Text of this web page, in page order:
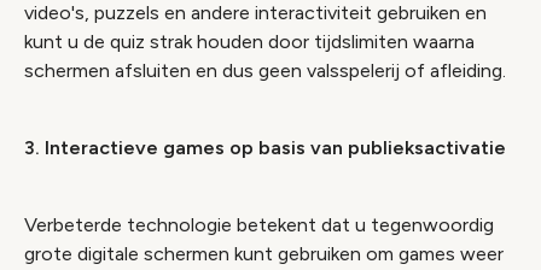
video's, puzzels en andere interactiviteit gebruiken en
kunt u de quiz strak houden door tijdslimiten waarna
schermen afsluiten en dus geen valsspelerij of afleiding.
3. Interactieve games op basis van publieksactivatie
Verbeterde technologie betekent dat u tegenwoordig
grote digitale schermen kunt gebruiken om games weer